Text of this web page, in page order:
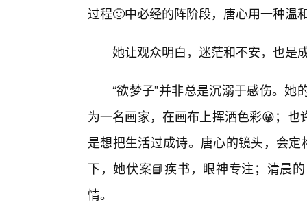
过程🙂中必经的阵阶段，唐心用一种温
她让观众明白，迷茫和不安，也是
“欲梦子”并非总是沉溺于感伤。
为一名画家，在画布上挥洒色彩😀；
是想把生活过成诗。唐心的镜头，会
下，她伏案📘疾书，眼神专注；清晨
情。